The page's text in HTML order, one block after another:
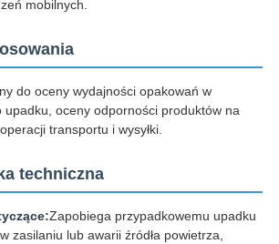
mobilnych.
do oceny wydajności opakowań w
upadku, oceny odporności produktów na
transportu i wysyłki.
techniczna
Zapobiega przypadkowemu upadku
zasilaniu lub awarii źródła powietrza,